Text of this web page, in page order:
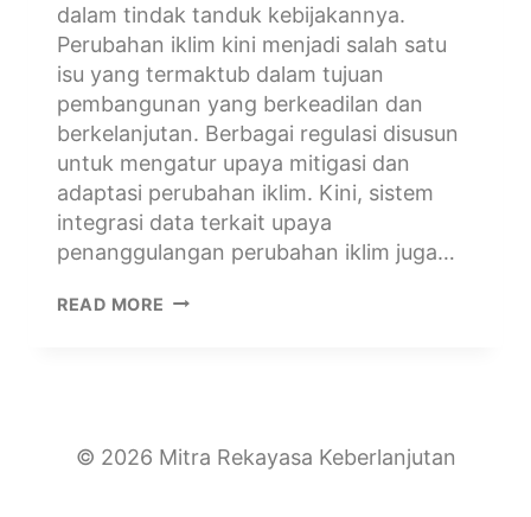
dalam tindak tanduk kebijakannya.
Perubahan iklim kini menjadi salah satu
isu yang termaktub dalam tujuan
pembangunan yang berkeadilan dan
berkelanjutan. Berbagai regulasi disusun
untuk mengatur upaya mitigasi dan
adaptasi perubahan iklim. Kini, sistem
integrasi data terkait upaya
penanggulangan perubahan iklim juga…
READ MORE
© 2026 Mitra Rekayasa Keberlanjutan